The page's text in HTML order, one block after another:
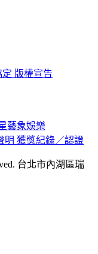
定 版權宣告
藝象娛樂
明 獲獎紀錄／認證
台北市內湖區瑞